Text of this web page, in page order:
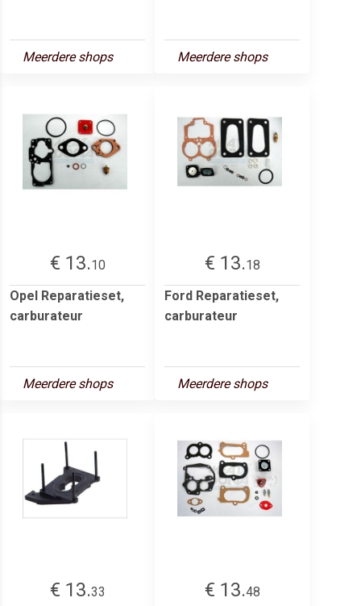
Meerdere shops Meerdere shops
€ 13.10
Opel Reparatieset,
carburateur
Meerdere shops
€ 13.18
Ford Reparatieset,
carburateur
Meerdere shops
€ 13.33
€ 13.48